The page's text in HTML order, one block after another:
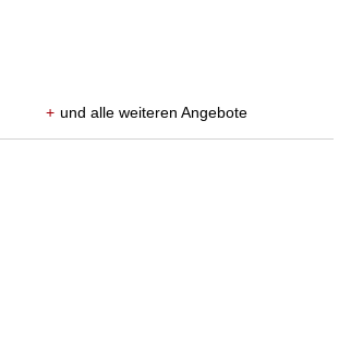
+ und alle weiteren Angebote